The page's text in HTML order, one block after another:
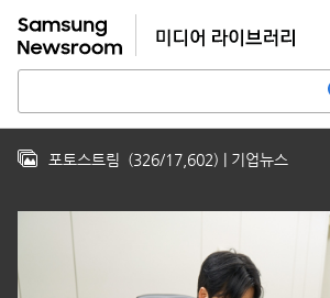
포토스트림 (326/17,602) | 기업뉴스